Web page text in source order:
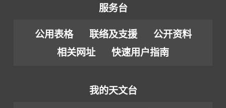
服务台
公用表格 联络及支援
公开资料
相关网址
快速用户指南
我的天文台